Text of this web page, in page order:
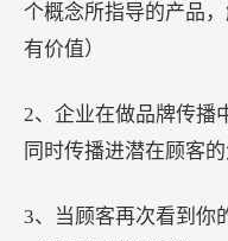
个概念所指导的产品
有价值）
2、企业在做品牌传播
同时传播进潜在顾客的
3、当顾客再次看到你